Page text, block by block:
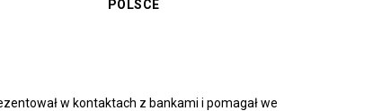
POLSCE
w kontaktach z bankami i pomagał we